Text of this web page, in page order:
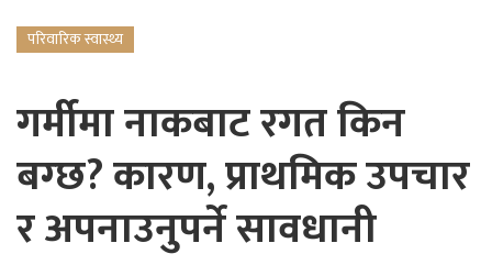
परिवारिक स्वास्थ्य
गर्मीमा नाकबाट रगत किन
बग्छ? कारण, प्राथमिक उपचार
र अपनाउनुपर्ने सावधानी